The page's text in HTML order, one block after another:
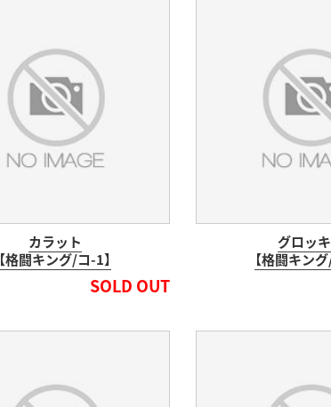
カラット
【格闘キング/コ-1】
SOLD OUT
グロッ
【格闘キン